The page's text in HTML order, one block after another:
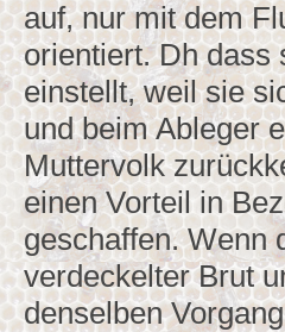
auf, nur mit dem
orientiert. Dh dass
einstellt, weil sie
und beim Ableger
Muttervolk
einen Vorteil in
geschaffen. Wenn
verdeckelter Brut
denselben